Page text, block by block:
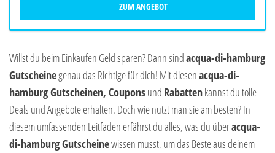
ZUM ANGEBOT
Willst du beim Einkaufen Geld sparen? Dann sindacqua-di-hamburg
Gutscheinegenau das Richtige für dich! Mit diesenacqua-di-
hamburg Gutscheinen, Couponsund Rabattenkannst du tolle
Deals und Angebote erhalten. Doch wie nutzt man sie am besten? In
diesem umfassenden Leitfaden erfährst du alles, was du überacqua-
di-hamburg Gutscheinewissen musst, um das Beste aus deinem